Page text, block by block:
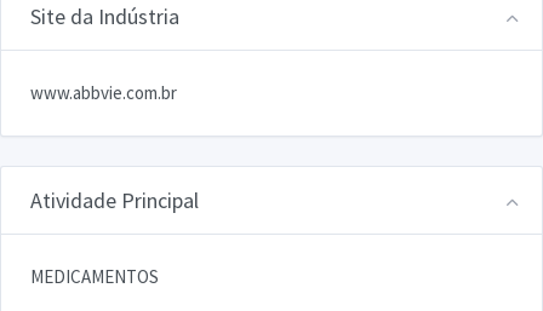
Site da Indústria
www.abbvie.com.br
Atividade Principal
MEDICAMENTOS